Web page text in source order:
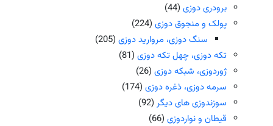
برودری دوزی (44)
پولک و منجوق دوزی (224)
سنگ دوزی، مروارید دوزی(205)
تکه دوزی، چهل تکه دوزی (81)
ژوردوزی، شبکه دوزی (26)
سرمه دوزی، ذغره دوزی (174)
سوزندوزی های دیگر (92)
قیطان و نواردوزی (66)